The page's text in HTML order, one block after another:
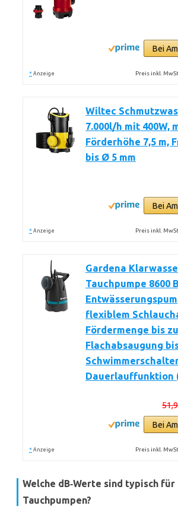
Bei
* Anzeige Preis inkl.
Wiltec
7.000l/h mit 400W,
Förderhöhe 7,5 m,
bis Ø 5 mm
Bei
* Anzeige Preis inkl.
Gardena
Tauchpumpe 8600
flexiblem
Fördermenge bis
Flachabsaugung
Dauerlauffunktion
Bei
* Anzeige Preis inkl.
Welche dB‑Werte sind typisch für
Tauchpumpen?